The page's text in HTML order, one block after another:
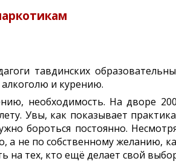
тавдинских
и курению.
необходимость. На дворе
Увы, как показывает
бороться постоянно.
не по собственному желанию,
на тех, кто ещё делает свой